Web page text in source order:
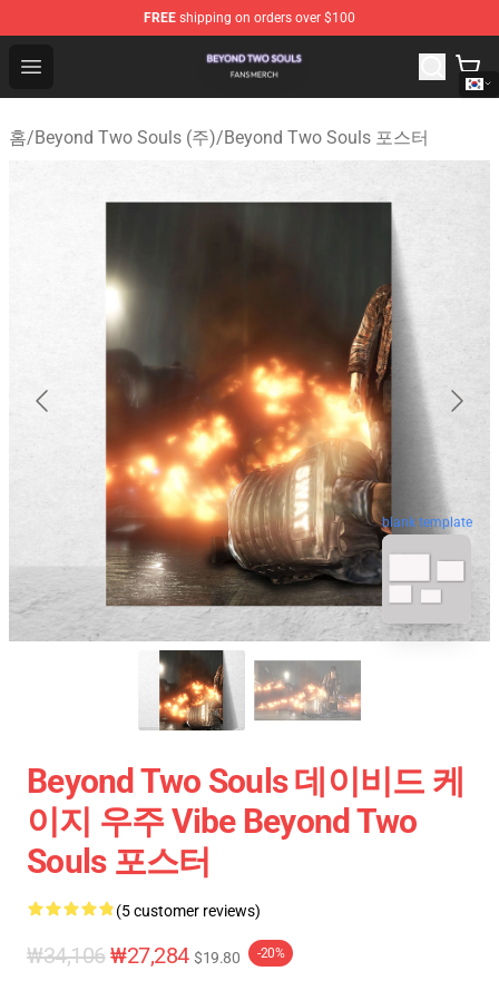
FREE shipping on orders over $100
Open menu
Beyond Two Souls Shop - Official Beyond Two Souls
홈/Beyond Two Souls (주)/Beyond Two Souls 포스터
blank template
Beyond Two Souls 데이비드 케
이지 우주 Vibe Beyond Two
Souls 포스터
(5 customer reviews)
₩34,106₩27,284 $19.80 -20%